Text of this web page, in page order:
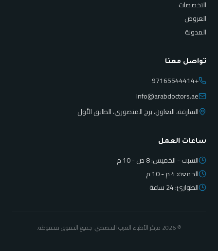
التخصصات
العروض
المدونة
تواصل معنا
+97165544414
info@arabdoctors.ae
الشارقة، التعاون، برج المنصوري، الطابق الأول
ساعات العمل
السبت - الخميس: 8 ص - 10 م
الجمعة: 4 م - 10 م
الطوارئ: 24 ساعة
©
2026 مركز الأطباء العرب التخصصي. جميع الحقوق محفوظة.